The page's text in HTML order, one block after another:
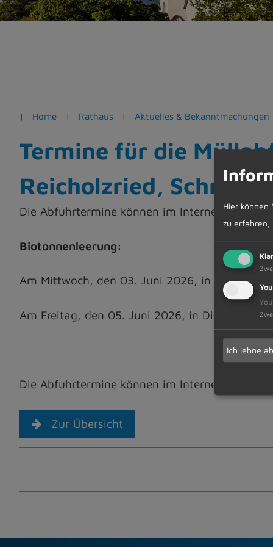
e
n
Home Rathaus Aktuelles & Bekanntmachungen
Termine für die
Reicholzried,
Die Abfuhrtermine können im Internet unter
Biotonnenleerung:
Am Mittwoch, den 03. Juni 2026, in Probstried,
Am Freitag, den 05. Juni 2026, in
Die Abfuhrtermine können im Internet unter
Zur Übersicht
Hier können
zu erfahren,
Ich lehne ab